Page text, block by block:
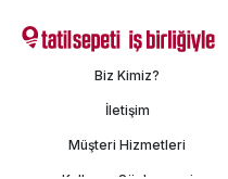
Biz Kimiz?
İletişim
Müşteri Hizmetleri